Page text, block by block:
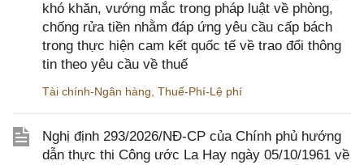
khó khăn, vướng mắc trong pháp luật về phòng,
chống rửa tiền nhằm đáp ứng yêu cầu cấp bách
trong thực hiện cam kết quốc tế về trao đổi thông
tin theo yêu cầu về thuế
Tài chính-Ngân hàng Thuế-Phí-Lệ phí
Nghị định 293/2026/NĐ-CP của Chính phủ hướng
dẫn thực thi Công ước La Hay ngày 05/10/1961 về